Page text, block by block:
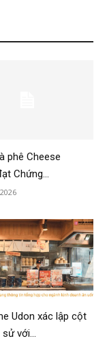
phê Cheese
Chứng...
Udon xác lập cột
với...